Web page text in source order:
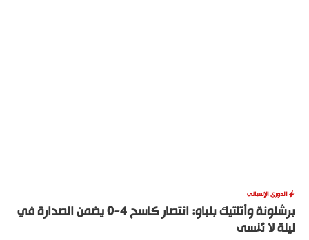
الدوري الإسباني
برشلونة وأتلتيك بلباو: انتصار كاسح 4-0 يضمن الصدارة في
ليلة لا تُنسى